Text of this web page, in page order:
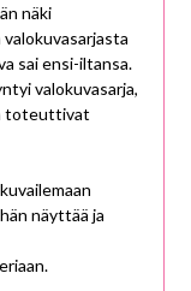
näki
sai ensi-iltansa.
valokuvasarja,
toteuttivat
näyttää ja